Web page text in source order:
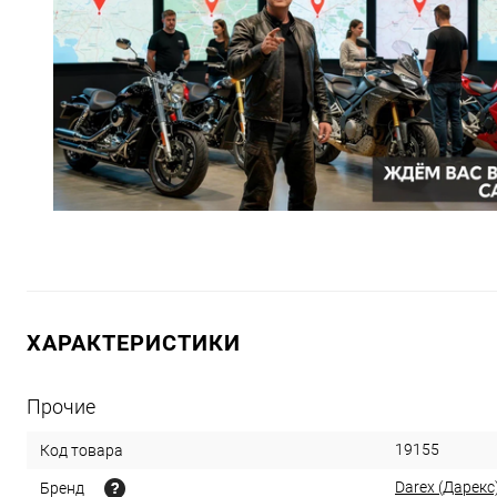
ХАРАКТЕРИСТИКИ
Прочие
Код товара 19155
Бренд Darex